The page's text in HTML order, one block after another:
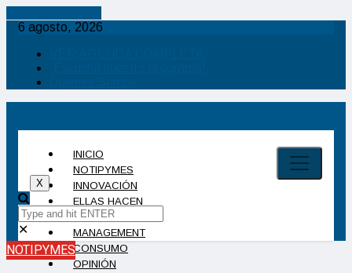
6 agosto, 2026
INICIO
NOTIPYMES
INNOVACIÓN
ELLAS HACEN
INDUSTRIA
MANAGEMENT
CONSUMO
OPINIÓN
X
✕
NOTIPYMES